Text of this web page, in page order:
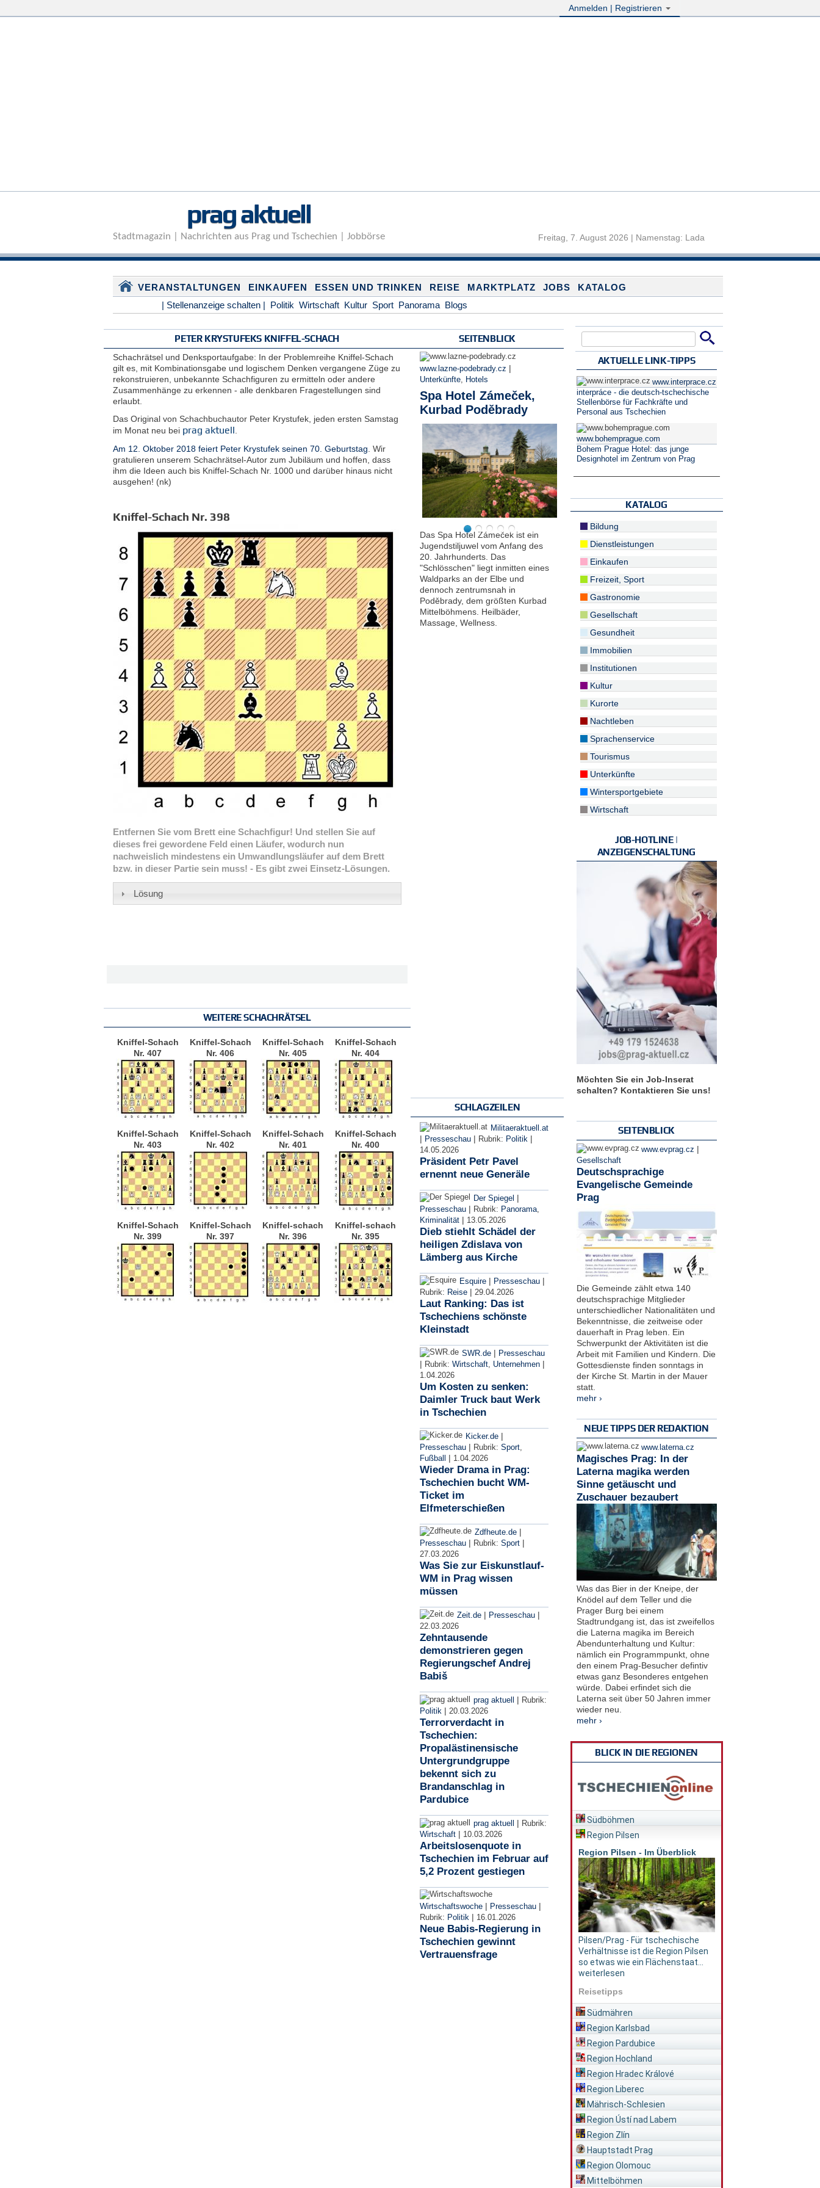
Anmelden | Registrieren
prag aktuell
Stadtmagazin | Nachrichten aus Prag und Tschechien | Jobbörse Freitag, 7. August 2026 | Namenstag: Lada
VERANSTALTUNGEN EINKAUFEN ESSEN UND TRINKEN REISE MARKTPLATZ JOBS
KATALOG
| Stellenanzeige schalten | Politik Wirtschaft Kultur Sport Panorama Blogs
PETER KRYSTUFEKS KNIFFEL-SCHACH
Schachrätsel und Denksportaufgabe: In der Problemreihe Kniffel-Schach
gilt es, mit Kombinationsgabe und logischem Denken vergangene Züge zu
rekonstruieren, unbekannte Schachfiguren zu ermitteln oder andere
Zusammenhänge zu erkennen - alle denkbaren Fragestellungen sind
erlaubt.
Das Original von Schachbuchautor Peter Krystufek, jeden ersten Samstag
im Monat neu bei prag aktuell
Am 12. Oktober 2018 feiert Peter Krystufek seinen 70. Geburtstag. Wir
gratulieren unserem Schachrätsel-Autor zum Jubiläum und hoffen, dass
ihm die Ideen auch bis Kniffel-Schach Nr. 1000 und darüber hinaus nicht
ausgehen! (nk)
Kniffel-Schach Nr. 398
Entfernen Sie vom Brett eine Schachfigur! Und stellen Sie auf
dieses frei gewordene Feld einen Läufer, wodurch nun
nachweislich mindestens ein Umwandlungsläufer auf dem Brett
bzw. in dieser Partie sein muss! - Es gibt zwei Einsetz-Lösungen.
Lösung
WEITERE SCHACHRÄTSEL
Kniffel-Schach
Nr. 407
Kniffel-Schach
Nr. 406
Kniffel-Schach
Nr. 405
Kniffel-Schach
Nr. 404
Kniffel-Schach
Nr. 403
Kniffel-Schach
Nr. 402
Kniffel-Schach
Nr. 401
Kniffel-Schach
Nr. 400
Kniffel-Schach
Nr. 399
Kniffel-Schach
Nr. 397
Kniffel-schach
Nr. 396
Kniffel-schach
Nr. 395
SEITENBLICK
www.lazne-podebrady.cz |
Unterkünfte, Hotels
Spa Hotel Zámeček,
Kurbad Poděbrady
Das Spa Hotel Zámeček ist ein
Jugendstiljuwel vom Anfang des
20. Jahrhunderts. Das
"Schlösschen" liegt inmitten eines
Waldparks an der Elbe und
dennoch zentrumsnah in
Poděbrady, dem größten Kurbad
Mittelböhmens. Heilbäder,
Massage, Wellness.
SCHLAGZEILEN
Militaeraktuell.at
| Presseschau | Rubrik: Politik |
14.05.2026
Präsident Petr Pavel
ernennt neue Generäle
Der Spiegel |
Presseschau | Rubrik: Panorama,
Kriminalität | 13.05.2026
Dieb stiehlt Schädel der
heiligen Zdislava von
Lämberg aus Kirche
Esquire | Presseschau |
Rubrik: Reise | 29.04.2026
Laut Ranking: Das ist
Tschechiens schönste
Kleinstadt
SWR.de | Presseschau
| Rubrik: Wirtschaft, Unternehmen |
1.04.2026
Um Kosten zu senken:
Daimler Truck baut Werk
in Tschechien
Kicker.de |
Presseschau | Rubrik: Sport,
Fußball
| 1.04.2026
Wieder Drama in Prag:
Tschechien bucht WM-
Ticket im
Elfmeterschießen
Zdfheute.de |
Presseschau | Rubrik: Sport |
27.03.2026
Was Sie zur Eiskunstlauf-
WM in Prag wissen
müssen
Zeit.de | Presseschau |
22.03.2026
Zehntausende
demonstrieren gegen
Regierungschef Andrej
Babiš
prag aktuell | Rubrik:
Politik | 20.03.2026
Terrorverdacht in
Tschechien:
Propalästinensische
Untergrundgruppe
bekennt sich zu
Brandanschlag in
Pardubice
prag aktuell | Rubrik:
Wirtschaft | 10.03.2026
Arbeitslosenquote in
Tschechien im Februar auf
5,2 Prozent gestiegen
Wirtschaftswoche | Presseschau |
Rubrik: Politik | 16.01.2026
Neue Babis-Regierung in
Tschechien gewinnt
Vertrauensfrage
AKTUELLE LINK-TIPPS
www.interprace.cz
interpráce - die deutsch-tschechische
Stellenbörse für Fachkräfte und
Personal aus Tschechien
www.bohemprague.com
Bohem Prague Hotel: das junge
Designhotel im Zentrum von Prag
KATALOG
Bildung
Dienstleistungen
Einkaufen
Freizeit, Sport
Gastronomie
Gesellschaft
Gesundheit
Immobilien
Institutionen
Kultur
Kurorte
Nachtleben
Sprachenservice
Tourismus
Unterkünfte
Wintersportgebiete
Wirtschaft
JOB-HOTLINE |
ANZEIGENSCHALTUNG
Möchten Sie ein Job-Inserat
schalten? Kontaktieren Sie uns!
SEITENBLICK
www.evprag.cz |
Gesellschaft
Deutschsprachige
Evangelische Gemeinde
Prag
Die Gemeinde zählt etwa 140
deutschsprachige Mitglieder
unterschiedlicher Nationalitäten und
Bekenntnisse, die zeitweise oder
dauerhaft in Prag leben. Ein
Schwerpunkt der Aktivitäten ist die
Arbeit mit Familien und Kindern. Die
Gottesdienste finden sonntags in
der Kirche St. Martin in der Mauer
statt.
mehr ›
NEUE TIPPS DER REDAKTION
www.laterna.cz
Magisches Prag: In der
Laterna magika werden
Sinne getäuscht und
Zuschauer bezaubert
Was das Bier in der Kneipe, der
Knödel auf dem Teller und die
Prager Burg bei einem
Stadtrundgang ist, das ist zweifellos
die Laterna magika im Bereich
Abendunterhaltung und Kultur:
nämlich ein Programmpunkt, ohne
den einem Prag-Besucher defintiv
etwas ganz Besonderes entgehen
würde. Dabei erfindet sich die
Laterna seit über 50 Jahren immer
wieder neu.
mehr ›
BLICK IN DIE REGIONEN
Südböhmen
Region Pilsen
Region Pilsen - Im Überblick
Pilsen/Prag - Für tschechische
Verhältnisse ist die Region Pilsen
so etwas wie ein Flächenstaat...
weiterlesen
Reisetipps
Südmähren
Region Karlsbad
Region Pardubice
Region Hochland
Region Hradec Králové
Region Liberec
Mährisch-Schlesien
Region Ústí nad Labem
Region Zlín
Hauptstadt Prag
Region Olomouc
Mittelböhmen